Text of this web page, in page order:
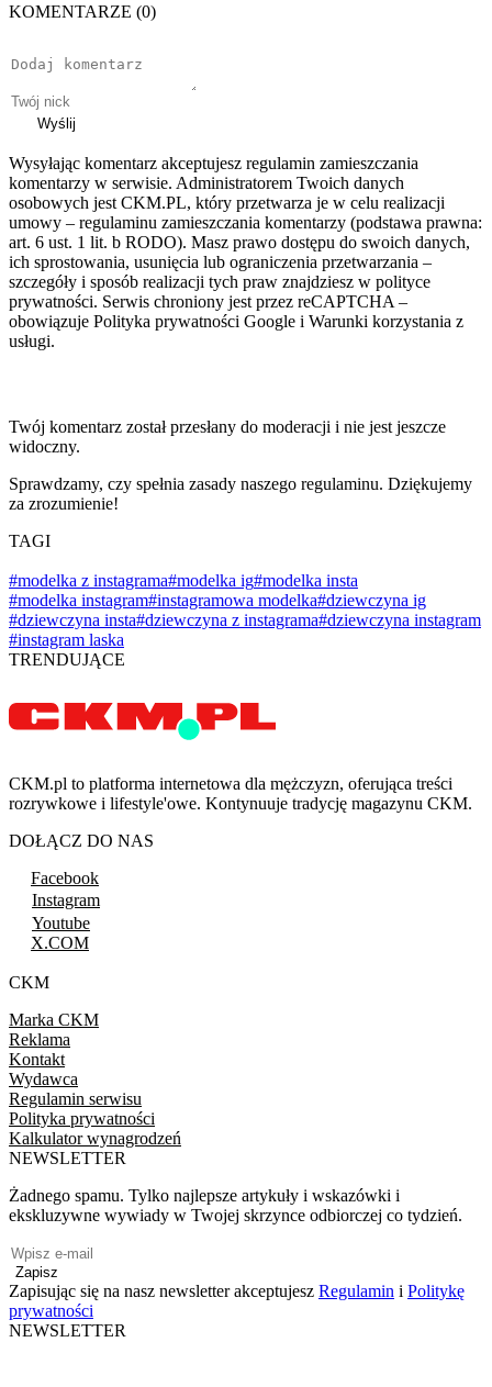
KOMENTARZE (0)
Wyślij
Wysyłając komentarz akceptujesz regulamin zamieszczania
komentarzy w serwisie. Administratorem Twoich danych
osobowych jest CKM.PL, który przetwarza je w celu realizacji
umowy – regulaminu zamieszczania komentarzy (podstawa prawna:
art. 6 ust. 1 lit. b RODO). Masz prawo dostępu do swoich danych,
ich sprostowania, usunięcia lub ograniczenia przetwarzania –
szczegóły i sposób realizacji tych praw znajdziesz w polityce
prywatności. Serwis chroniony jest przez reCAPTCHA –
obowiązuje Polityka prywatności Google i Warunki korzystania z
usługi.
Twój komentarz został przesłany do moderacji i nie jest jeszcze
widoczny.
Sprawdzamy, czy spełnia zasady naszego regulaminu. Dziękujemy
za zrozumienie!
TAGI
#modelka z instagrama#modelka ig#modelka insta
#modelka instagram#instagramowa modelka#dziewczyna ig
#dziewczyna insta#dziewczyna z instagrama#dziewczyna instagram
#instagram laska
TRENDUJĄCE
CKM.pl to platforma internetowa dla mężczyzn, oferująca treści
rozrywkowe i lifestyle'owe. Kontynuuje tradycję magazynu CKM.
DOŁĄCZ DO NAS
Facebook
Instagram
Youtube
X.COM
CKM
Marka CKM
Reklama
Kontakt
Wydawca
Regulamin serwisu
Polityka prywatności
Kalkulator wynagrodzeń
NEWSLETTER
Żadnego spamu. Tylko najlepsze artykuły i wskazówki i
ekskluzywne wywiady w Twojej skrzynce odbiorczej co tydzień.
Zapisz
Zapisując się na nasz newsletter akceptujesz Regulamin i Politykę
prywatności
NEWSLETTER